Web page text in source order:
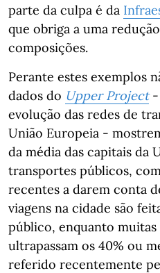
parte da culpa é da
que obriga a uma
composições.
Perante estes exemplos
dados do Upper Project-
evolução das redes de
União Europeia -
da média das capitais da
transportes públicos,
recentes a darem conta
viagens na cidade são
público, enquanto
ultrapassam os 40% ou
referido recentemente